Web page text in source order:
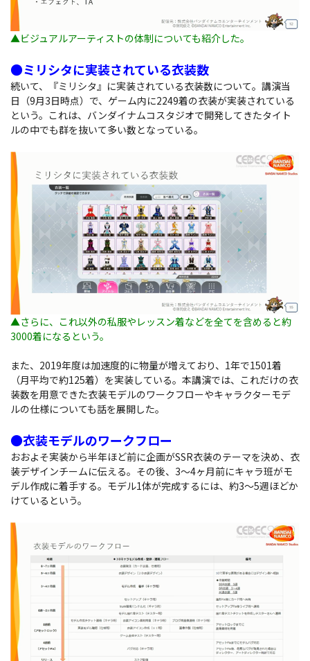
▲ビジュアルアーティストの体制についても紹介した。
●ミリシタに実装されている衣装数
続いて、『ミリシタ』に実装されている衣装数について。講演当
日（9月3日時点）で、ゲーム内に2249着の衣装が実装されている
という。これは、バンダイナムコスタジオで開発してきたタイト
ルの中でも群を抜いて多い数となっている。
▲さらに、これ以外の私服やレッスン着などを全てを含めると約
3000着になるという。
また、2019年度は加速度的に物量が増えており、1年で1501着
（月平均で約125着）を実装している。本講演では、これだけの衣
装数を用意できた衣装モデルのワークフローやキャラクターモデ
ルの仕様についても話を展開した。
●衣装モデルのワークフロー
おおよそ実装から半年ほど前に企画がSSR衣装のテーマを決め、衣
装デザインチームに伝える。その後、3～4ヶ月前にキャラ班がモ
デル作成に着手する。モデル1体が完成するには、約3～5週ほどか
けているという。